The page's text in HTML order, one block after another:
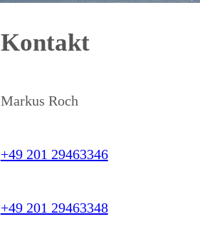
Kontakt
Markus Roch
+49 201 29463346
+49 201 29463348